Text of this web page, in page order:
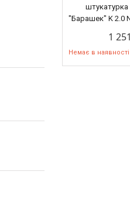
"Барашек" K 2.0
1
Немає в наявності